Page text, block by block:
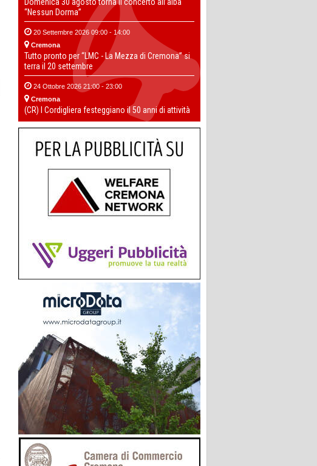
“Nessun Dorma”
20 Settembre 2026 09:00 - 14:00
Cremona
Tutto pronto per “LMC - La Mezza di Cremona” si
terra il 20 settembre
24 Ottobre 2026 21:00 - 23:00
Cremona
(CR) I Cordigliera festeggiano il 50 anni di attività